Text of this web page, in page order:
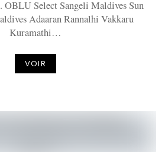
OBLU Select Sangeli Maldives Sun
Adaaran Rannalhi Vakkaru
Kuramathi…
VOIR